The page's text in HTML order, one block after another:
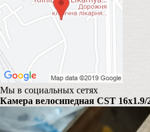
Мы в социальных сетях
Камера велосипедная CST